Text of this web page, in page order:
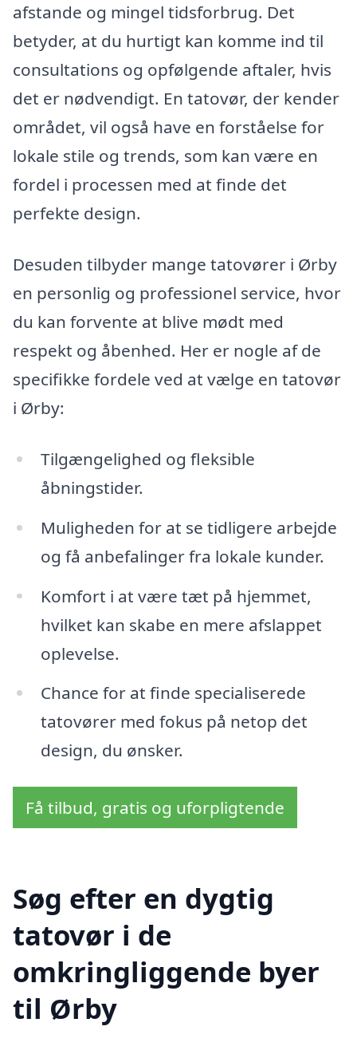
afstande og mingel tidsforbrug. Det
betyder, at du hurtigt kan komme ind til
consultations og opfølgende aftaler, hvis
det er nødvendigt. En tatovør, der kender
området, vil også have en forståelse for
lokale stile og trends, som kan være en
fordel i processen med at finde det
perfekte design.
Desuden tilbyder mange tatovører i Ørby
en personlig og professionel service, hvor
du kan forvente at blive mødt med
respekt og åbenhed. Her er nogle af de
specifikke fordele ved at vælge en tatovør
i Ørby:
Tilgængelighed og fleksible
åbningstider.
Muligheden for at se tidligere arbejde
og få anbefalinger fra lokale kunder.
Komfort i at være tæt på hjemmet,
hvilket kan skabe en mere afslappet
oplevelse.
Chance for at finde specialiserede
tatovører med fokus på netop det
design, du ønsker.
Få tilbud, gratis og uforpligtende
Søg efter en dygtig
tatovør i de
omkringliggende byer
til Ørby